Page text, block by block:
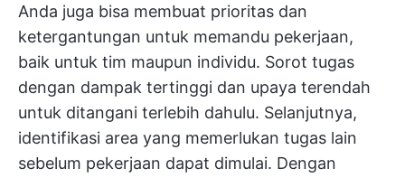
Anda juga bisa membuat prioritas dan
ketergantungan untuk memandu pekerjaan,
baik untuk tim maupun individu. Sorot tugas
dengan dampak tertinggi dan upaya terendah
untuk ditangani terlebih dahulu. Selanjutnya,
identifikasi area yang memerlukan tugas lain
sebelum pekerjaan dapat dimulai. Dengan